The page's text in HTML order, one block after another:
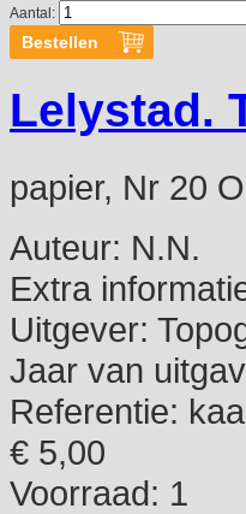
Aantal:
Lelystad.
papier, Nr 20
Auteur: N.N.
Extra
Uitgever:
Jaar van
Referentie:
€ 5,00
Voorraad: 1